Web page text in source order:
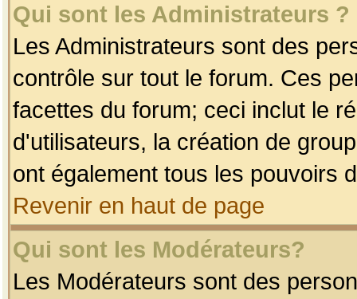
Qui sont les Administrateurs ?
Les Administrateurs sont des
contrôle sur tout le forum. Ces
facettes du forum; ceci inclut le
d'utilisateurs, la création de
ont également tous les pouvoirs
Revenir en haut de page
Qui sont les Modérateurs?
Les Modérateurs sont des